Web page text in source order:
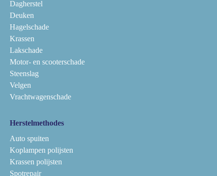
Dagherstel
Deuken
Hagelschade
Krassen
Lakschade
Motor- en scooterschade
Steenslag
Velgen
Vrachtwagenschade
Herstelmethodes
Auto spuiten
Koplampen polijsten
Krassen polijsten
Spotrepair